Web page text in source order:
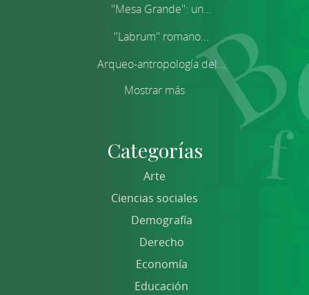
''Mesa Grande'': un...
''Labrum'' romano...
Arqueo-antropología del...
Mostrar más
Categorías
Arte
Ciencias sociales
Demografía
Derecho
Economía
Educación